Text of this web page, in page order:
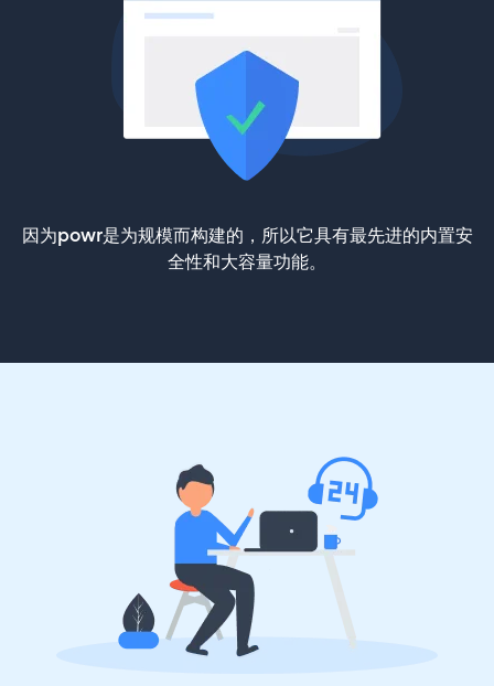
因为powr是为规模而构建的，所以它具有最先进的内置安
全性和大容量功能。